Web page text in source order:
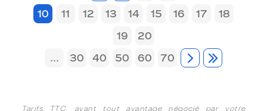
10
11 12 13 14 15 16 17
18
19
20
...
30 40 50 60 70
Tarifs TTC, avant tout avantage négocié par votre